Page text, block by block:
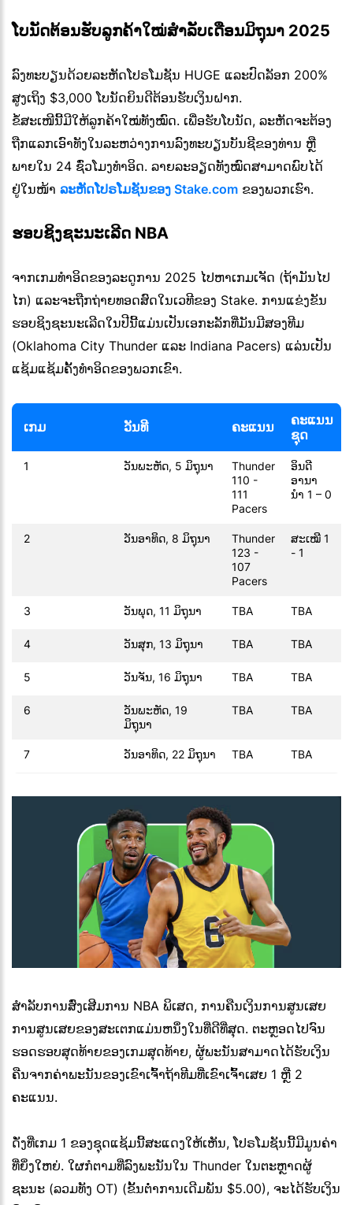
ໂບນັດຕ້ອນຮັບລູກຄ້າໃໝ່ສຳລັບເດືອນມິຖຸນາ 2025
ລົງທະບຽນດ້ວຍລະຫັດໂປຣໂມຊັນ HUGE ແລະປົດລັອກ 200%
ສູງເຖິງ $3,000 ໂບນັດຍິນດີຕ້ອນຮັບເງິນຝາກ.
ຂໍ້ສະເໜີນີ້ມີໃຫ້ລູກຄ້າໃໝ່ທັງໝົດ. ເພື່ອຮັບໂບນັດ, ລະຫັດຈະຕ້ອງ
ຖືກແລກເອົາທັງໃນລະຫວ່າງການລົງທະບຽນບັນຊີຂອງທ່ານ ຫຼື
ພາຍໃນ 24 ຊົ່ວໂມງທຳອິດ. ລາຍລະອຽດທັງໝົດສາມາດພົບໄດ້
ຢູ່ໃນໜ້າ ລະຫັດໂປຣໂມຊັນຂອງ Stake.com ຂອງພວກເຮົາ.
ຮອບຊິງຊະນະເລີດ NBA
ຈາກເກມທໍາອິດຂອງລະດູການ 2025 ໄປຫາເກມເຈັດ (ຖ້າມັນໄປ
ໄກ) ແລະຈະຖືກຖ່າຍທອດສົດໃນເວທີຂອງ Stake. ການແຂ່ງຂັນ
ຮອບຊິງຊະນະເລີດໃນປີນີ້ແມ່ນເປັນເອກະລັກທີ່ມັນມີສອງທີມ
(Oklahoma City Thunder ແລະ Indiana Pacers) ແລ່ນເປັນ
ແຊ້ມແຊ້ມຄັ້ງທໍາອິດຂອງພວກເຂົາ.
ເກມ ວັນທີ ຄະແນນ
ຄະແນນ
ຊຸດ
1 ວັນພະຫັດ, 5 ມິຖຸນາ
Thunder
110 -
111
Pacers
ອິນດີ
ອານາ
ນຳ 1 – 0
2 ວັນອາທິດ, 8 ມິຖຸນາ
Thunder
123 -
107
Pacers
ສະເໝີ 1
- 1
3 ວັນພຸດ, 11 ມິຖຸນາ TBA TBA
4 ວັນສຸກ, 13 ມິຖຸນາ TBA TBA
5 ວັນຈັນ, 16 ມິຖຸນາ TBA TBA
6
ວັນພະຫັດ, 19
ມິຖຸນາ
TBA TBA
7 ວັນອາທິດ, 22 ມິຖຸນາ TBA TBA
ສໍາລັບການສົ່ງເສີມການ NBA ພິເສດ, ການຄືນເງິນການສູນເສຍ
ການສູນເສຍຂອງສະເຕກແມ່ນຫນຶ່ງໃນທີ່ດີທີ່ສຸດ. ຕະຫຼອດໄປຈົນ
ຮອດຮອບສຸດທ້າຍຂອງເກມສຸດທ້າຍ, ຜູ້ພະນັນສາມາດໄດ້ຮັບເງິນ
ຄືນຈາກຄ່າພະນັນຂອງເຂົາເຈົ້າຖ້າທີມທີ່ເຂົາເຈົ້າເສຍ 1 ຫຼື 2
ຄະແນນ.
ດັ່ງທີ່ເກມ 1 ຂອງຊຸດແຊ້ມນີ້ສະແດງໃຫ້ເຫັນ, ໂປຣໂມຊັນນີ້ມີມູນຄ່າ
ທີ່ຍິ່ງໃຫຍ່. ໃຜກໍຕາມທີ່ລົງພະນັນໃນ Thunder ໃນຕະຫຼາດຜູ້
ຊະນະ (ລວມທັງ OT) (ຂັ້ນຕ່ໍາການເດີມພັນ $5.00), ຈະໄດ້ຮັບເງິນ